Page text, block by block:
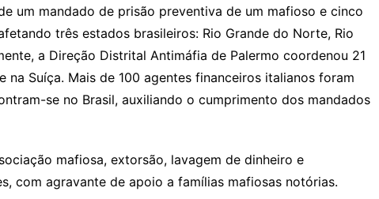
um mandado de prisão preventiva de um mafioso e cinco
três estados brasileiros: Rio Grande do Norte, Rio
a Direção Distrital Antimáfia de Palermo coordenou 21
na Suíça. Mais de 100 agentes financeiros italianos foram
se no Brasil, auxiliando o cumprimento dos mandados
mafiosa, extorsão, lavagem de dinheiro e
com agravante de apoio a famílias mafiosas notórias.